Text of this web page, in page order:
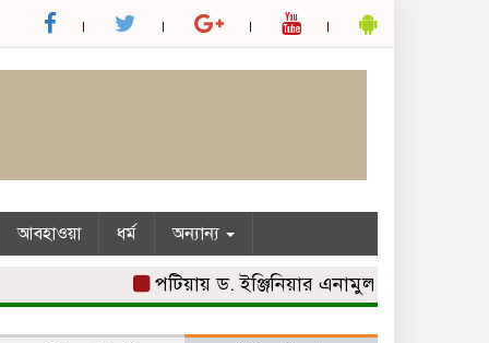
আবহাওয়া ধর্ম অন্যান্য
পটিয়ায় ড. ইঞ্জিনিয়ার এনামুল হোসেনকে সংবর্ধনা